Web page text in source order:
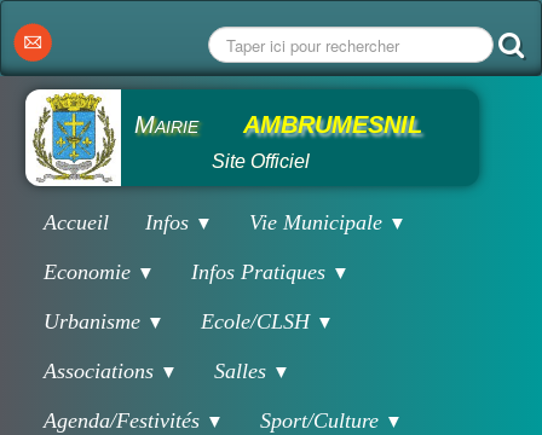
Mairie AMBRUMESNIL
Site Officiel
Accueil Infos ▼ Vie Municipale ▼
Economie ▼ Infos Pratiques ▼
Urbanisme ▼ Ecole/CLSH ▼
Associations ▼ Salles ▼
Agenda/Festivités ▼ Sport/Culture ▼